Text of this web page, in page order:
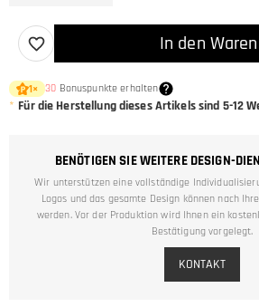
In den
1× 30 Bonuspunkte erhalten
* Für die Herstellung dieses Artikels sind 5-12
BENÖTIGEN SIE WEITERE DESIGN-
Wir unterstützen eine vollständige
Logos und das gesamte Design können nach
werden. Vor der Produktion wird Ihnen ein
Bestätigung vorgelegt.
KONTAKT